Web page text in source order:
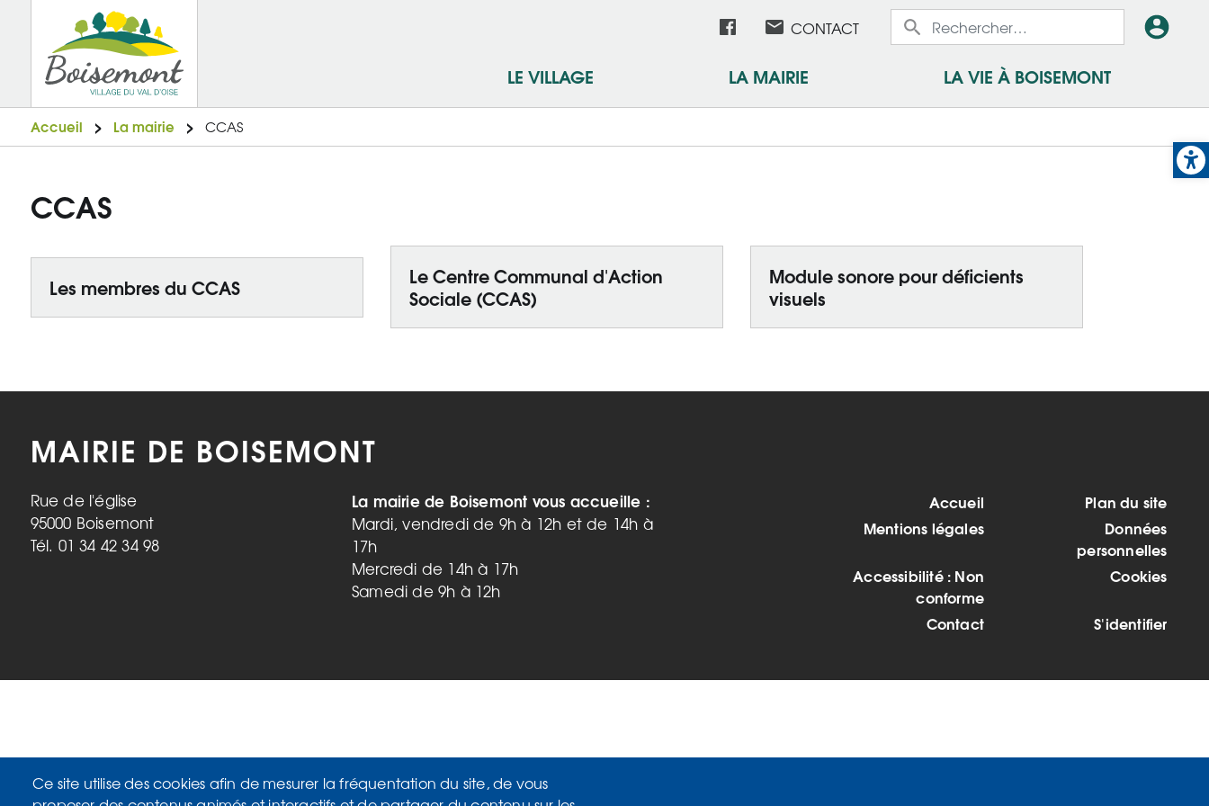
En-
-
Réseaux
sociaux
CONTACT
LE VILLAGE LA MAIRIE LA VIE À BOISEMONT
Accueil La mairie CCAS
CCAS
Les membres du CCAS
Le Centre Communal d'Action
Sociale (CCAS)
Module sonore pour déficients
visuels
MAIRIE DE BOISEMONT
Rue de l'église
95000 Boisemont
Tél. 01 34 42 34 98
La mairie de Boisemont vous accueille :
Mardi, vendredi de 9h à 12h et de 14h à
17h
Mercredi de 14h à 17h
Samedi de 9h à 12h
MENU
PIED
Accueil
Plan du site
Mentions légales
Données
personnelles
Accessibilité : Non
conforme
Cookies
Contact S'identifier
Ce site utilise des cookies afin de mesurer la fréquentation du site, de vous